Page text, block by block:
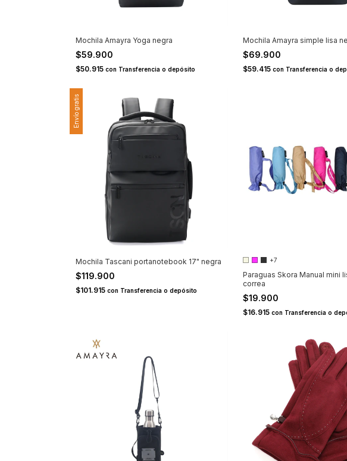
Mochila Amayra Yoga negra
$59.900
$50.915 con Transferencia o depósito
Mochila Amayra simple lisa
$69.900
$59.415con Transferencia o
Envío gratis
Mochila Tascani portanotebook 17" negra
$119.900
$101.915 con Transferencia o depósito
+7
Paraguas Skora Manual mini
correa
$19.900
$16.915con Transferencia o